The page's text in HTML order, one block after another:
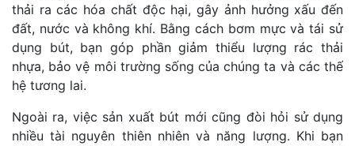
thải ra các hóa chất độc hại, gây ảnh hưởng xấu đến
đất, nước và không khí. Bằng cách bơm mực và tái sử
dụng bút, bạn góp phần giảm thiểu lượng rác thải
nhựa, bảo vệ môi trường sống của chúng ta và các thế
hệ tương lai.
Ngoài ra, việc sản xuất bút mới cũng đòi hỏi sử dụng
nhiều tài nguyên thiên nhiên và năng lượng. Khi bạn